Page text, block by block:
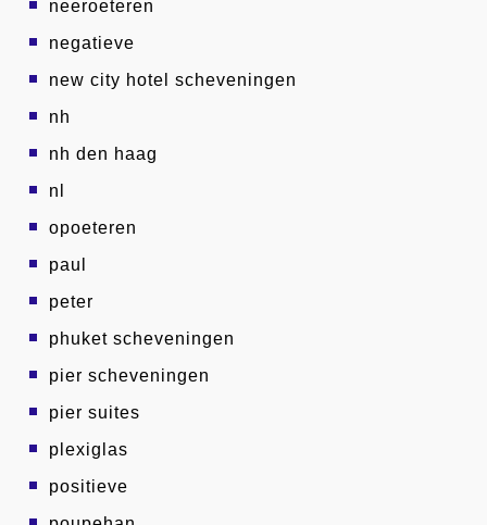
neeroeteren
negatieve
new city hotel scheveningen
nh
nh den haag
nl
opoeteren
paul
peter
phuket scheveningen
pier scheveningen
pier suites
plexiglas
positieve